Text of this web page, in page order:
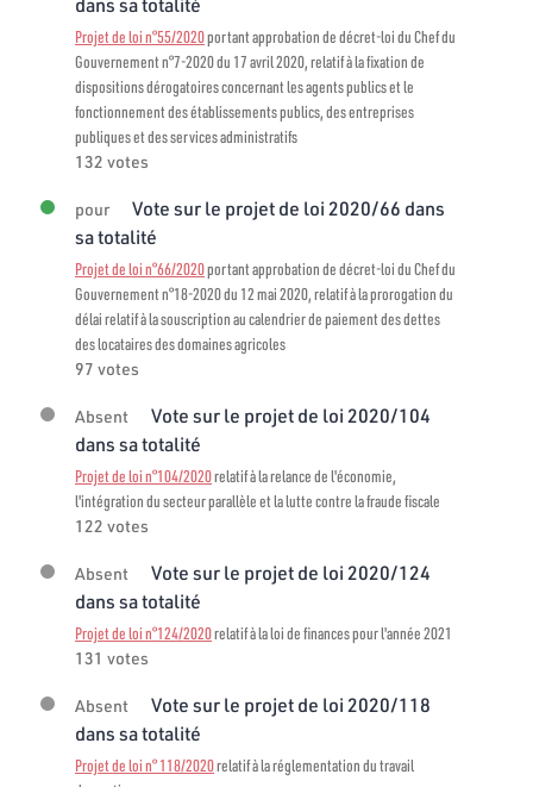
Projet de loi n°55/2020portant approbation de décret-loi du Chef du
Gouvernement n°7-2020 du 17 avril 2020, relatif à la fixation de
dispositions dérogatoires concernant les agents publics et le
fonctionnement des établissements publics, des entreprises
publiques et des services administratifs
132 votes
pour
Vote sur le projet de loi 2020/66 dans
sa totalité
Projet de loi n°66/2020portant approbation de décret-loi du Chef du
Gouvernement n°18-2020 du 12 mai 2020, relatif à la prorogation du
délai relatif à la souscription au calendrier de paiement des dettes
des locataires des domaines agricoles
97 votes
Absent
Vote sur le projet de loi 2020/104
dans sa totalité
Projet de loi n°104/2020relatif à la relance de l'économie,
l'intégration du secteur parallèle et la lutte contre la fraude fiscale
122 votes
Absent
Vote sur le projet de loi 2020/124
dans sa totalité
Projet de loi n°124/2020relatif à la loi de finances pour l'année 2021
131 votes
Absent
Vote sur le projet de loi 2020/118
dans sa totalité
Projet de loi n° 118/2020relatif à la réglementation du travail